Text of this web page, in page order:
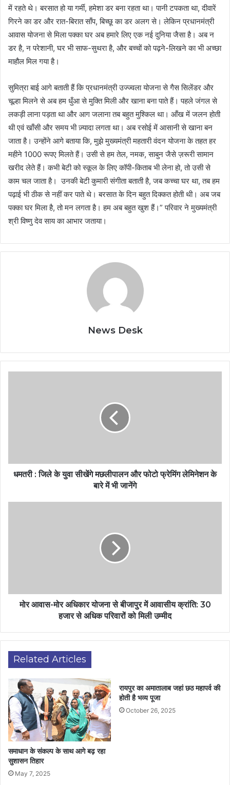
में रहते थे। बरसात हो या गर्मी, हमेशा डर बना रहता था। पानी टपकता था, दीवारें
गिरने का डर और रात-बिरात साँप, बिच्छू का डर अलग से। लेकिन प्रधानमंत्री
आवास योजना से मिला पक्का घर अब हमारे लिए एक नई दुनिया जैसा है। अब न
डर है, न परेशानी, घर भी साफ-सुथरा है, और बच्चों को पढ़ने-लिखने का भी अच्छा
माहौल मिल गया है।
सुमित्रा बाई आगे बताती हैं कि प्रधानमंत्री उज्ज्वला योजना से गैस सिलेंडर और
चूल्हा मिलने से अब हम धुँआ से मुक्ति मिली और खाना बना पाते हैं। पहले जंगल से
लकड़ी लाना पड़ता था और आग जलाना तब बहुत मुश्किल था। आँख में जलन होती
थी एवं खाँसी और समय भी ज़्यादा लगता था। अब रसोई में आसानी से खाना बन
जाता है। उन्होंने आगे बताया कि, मुझे मुख्यमंत्री महतारी वंदन योजना के तहत हर
महीने 1000 रूपए मिलते हैं। उसी से हम तेल, नमक, साबुन जैसे ज़रूरी सामान
खरीद लेते हैं। कभी बेटी को स्कूल के लिए कॉपी-किताब भी लेना हो, तो उसी से
काम चल जाता है। उनकी बेटी कुमारी संगीता बताती है, जब कच्चा घर था, तब हम
पढ़ाई भी ठीक से नहीं कर पाते थे। बरसात के दिन बहुत दिक्कत होती थी। अब जब
पक्का घर मिला है, तो मन लगता है। हम अब बहुत खुश हैं।” परिवार ने मुख्यमंत्री
श्री विष्णु देव साय का आभार जताया।
News Desk
धमतरी : जिले के युवा सीखेंगे मछलीपालन और फोटो फ्रेमिंग लेमिनेशन के
बारे में भी जानेंगे
मोर आवास-मोर अधिकार योजना से बीजापुर में आवासीय क्रांति: 30
हजार से अधिक परिवारों को मिली उम्मीद
Related Articles
समाधान के संकल्प के साथ आगे बढ़ रहा
सुशासन तिहार
May 7, 2025
रायपुर का अमातालाब जहां छठ महापर्व की
होती है भव्य पूजा
October 26, 2025